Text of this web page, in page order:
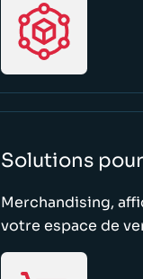
Solutions
Merchandising,
votre espace de